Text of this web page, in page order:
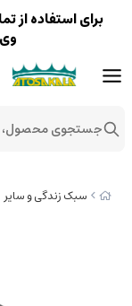
سبک زندگی و سایر
برای استفاده از
جستجوی محصول،